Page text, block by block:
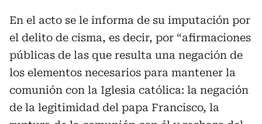
En el acto se le informa de su imputación por
el delito de cisma, es decir, por “afirmaciones
públicas de las que resulta una negación de
los elementos necesarios para mantener la
comunión con la Iglesia católica: la negación
de la legitimidad del papa Francisco, la